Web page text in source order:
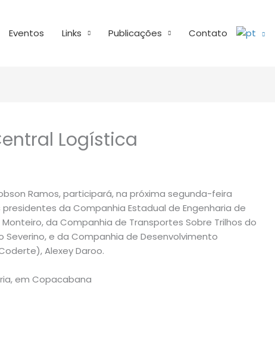
Eventos Links Publicações Contato
Logística
Ramos, participará, na próxima segunda-feira
da Companhia Estadual de Engenharia de
da Companhia de Transportes Sobre Trilhos do
Severino, e da Companhia de Desenvolvimento
Alexey Daroo.
em Copacabana